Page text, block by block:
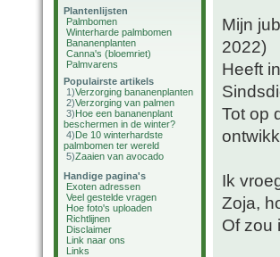
Plantenlijsten
Palmbomen
Winterharde palmbomen
Bananenplanten
Canna's (bloemriet)
Palmvarens
Populairste artikels
1)Verzorging bananenplanten
2)Verzorging van palmen
3)Hoe een bananenplant
beschermen in de winter?
4)De 10 winterhardste
palmbomen ter wereld
5)Zaaien van avocado
Handige pagina's
Exoten adressen
Veel gestelde vragen
Hoe foto's uploaden
Richtlijnen
Disclaimer
Link naar ons
Links
Mijn
2022)
Heeft
Tot op
Ik
Zoja,
Of zou